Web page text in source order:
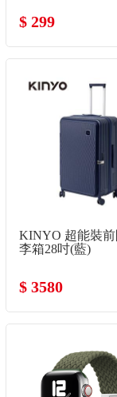
$ 299
KINYO 超能裝
李箱28吋(藍)
$ 3580